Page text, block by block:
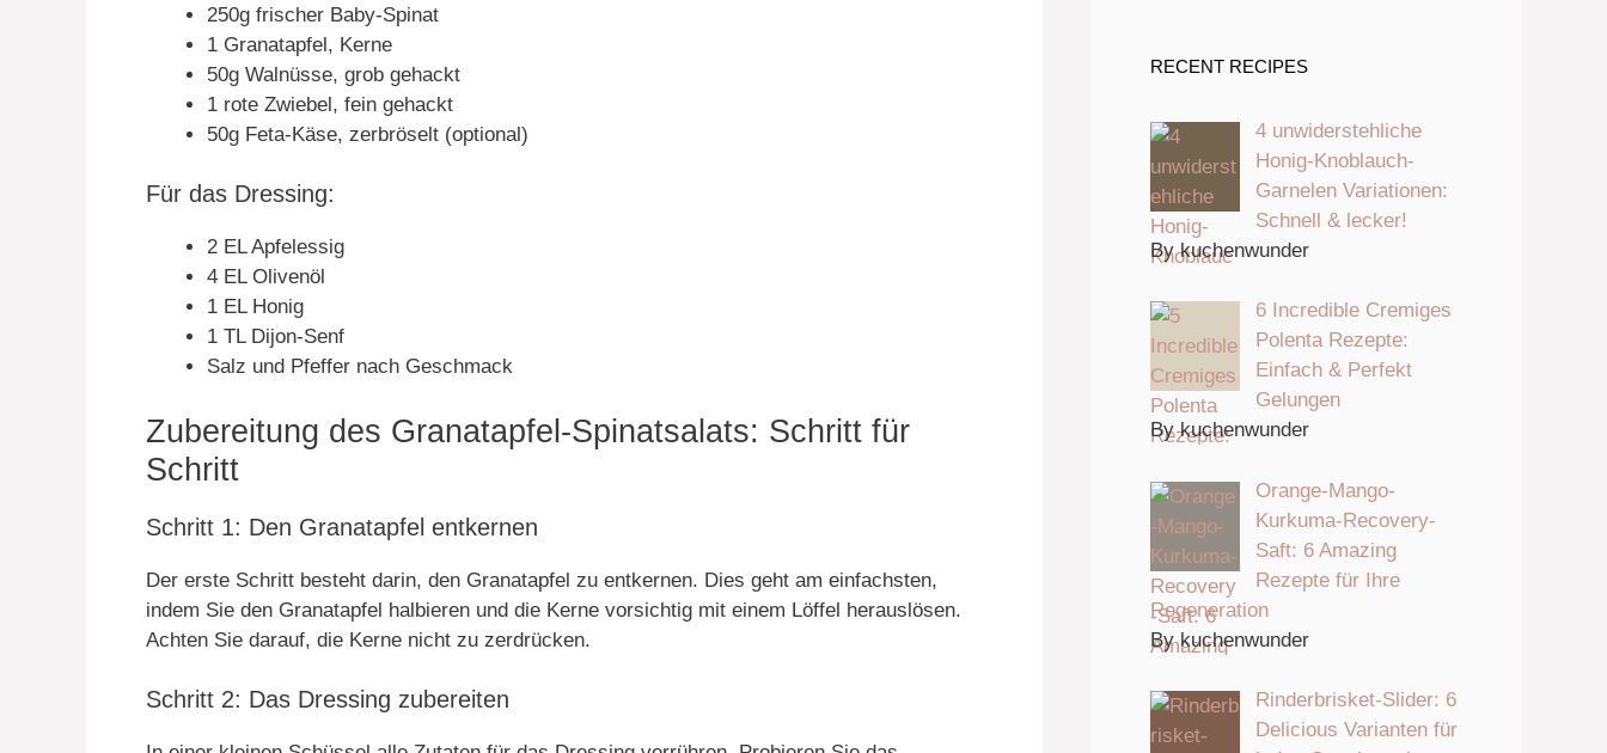
250g frischer Baby-Spinat
1 Granatapfel, Kerne
50g Walnüsse, grob gehackt
1 rote Zwiebel, fein gehackt
50g Feta-Käse, zerbröselt (optional)
Für das Dressing:
2 EL Apfelessig
4 EL Olivenöl
1 EL Honig
1 TL Dijon-Senf
Salz und Pfeffer nach Geschmack
Zubereitung des Granatapfel-Spinatsalats: Schritt für
Schritt
Schritt 1: Den Granatapfel entkernen
Der erste Schritt besteht darin, den Granatapfel zu entkernen. Dies geht am einfachsten,
indem Sie den Granatapfel halbieren und die Kerne vorsichtig mit einem Löffel herauslösen.
Achten Sie darauf, die Kerne nicht zu zerdrücken.
Schritt 2: Das Dressing zubereiten
RECENT RECIPES
4 unwiderstehliche
Honig-Knoblauch-
Garnelen Variationen:
Schnell & lecker!
By kuchenwunder
6 Incredible Cremiges
Polenta Rezepte:
Einfach & Perfekt
Gelungen
By kuchenwunder
Orange-Mango-
Kurkuma-Recovery-
Saft: 6 Amazing
Rezepte für Ihre
Regeneration
By kuchenwunder
Rinderbrisket-Slider: 6
Delicious Varianten für